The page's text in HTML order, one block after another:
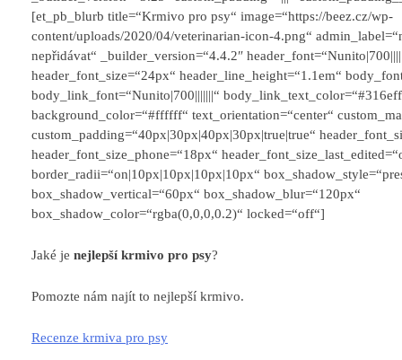
[et_pb_blurb title=“Krmivo pro psy“ image=“https://beez.cz/wp-
content/uploads/2020/04/veterinarian-icon-4.png“
nepřidávat“ _builder_version=“4.4.2″
header_font_size=“24px“ header_line_height=“1.1em“
body_link_font=“Nunito|700|||||||“
background_color=“#ffffff“ text_orientation=“center“
custom_padding=“40px|30px|40px|30px|true|true“
header_font_size_phone=“18px“
border_radii=“on|10px|10px|10px|10px“
box_shadow_vertical=“60px“ box_shadow_blur=“120px“
box_shadow_color=“rgba(0,0,0,0.2)“ locked=“off“]
Jaké je nejlepší krmivo pro psy?
Pomozte nám najít to nejlepší krmivo.
Recenze krmiva pro psy